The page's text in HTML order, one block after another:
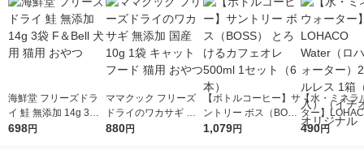
海鮮堂 フリーズドラ
イ 鮭 無添加 14g 3袋
F＆Bell 犬用 猫用 お
698円
ママクック フリーズ
ドライのワカサギ 無
添加 国産 10g 1袋 キ
880円
【ボトルコーヒー】サ
ントリー ボス（BOS
S） とろけるカフェオ
1,079円
【水・ミネラ
ター】
r（ロハコウ
490円